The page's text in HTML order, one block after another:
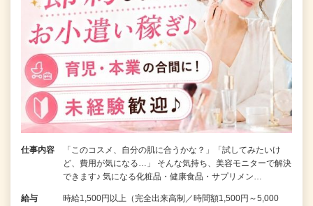
仕事内容
「このコスメ、自分の肌に合うかな？」「試してみたいけ
ど、費用が気になる…」 そんな気持ち、美容モニターで解決
できます♪ 気になる化粧品・健康食品・サプリメン…
給与
時給1,500円以上（完全出来高制／時間額1,500円～5,000